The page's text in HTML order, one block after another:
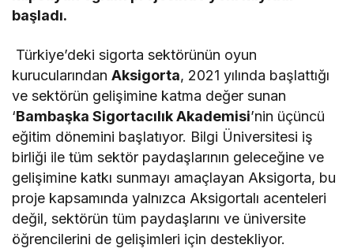
başladı.
Türkiye’deki sigorta sektörünün oyun
kurucularındanAksigorta, 2021 yılında başlattığı
ve sektörün gelişimine katma değer sunan
‘Bambaşka Sigortacılık Akademisi’nin üçüncü
eğitim dönemini başlatıyor. Bilgi Üniversitesi iş
birliği ile tüm sektör paydaşlarının geleceğine ve
gelişimine katkı sunmayı amaçlayan Aksigorta, bu
proje kapsamında yalnızca Aksigortalı acenteleri
değil, sektörün tüm paydaşlarını ve üniversite
öğrencilerini de gelişimleri için destekliyor.